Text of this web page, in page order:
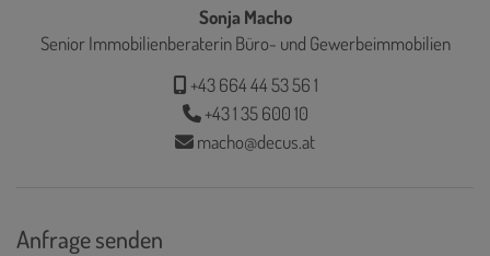
Sonja Macho
Senior Immobilienberaterin Büro- und Gewerbeimmobilien
+43 664 44 53 56 1
+43 1 35 600 10
macho@decus.at
Anfrage senden